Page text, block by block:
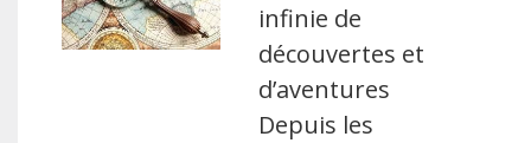
infinie de
découvertes et
d’aventures
Depuis les